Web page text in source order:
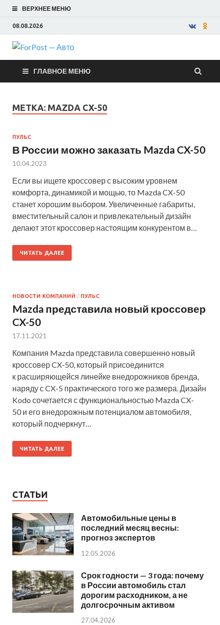
ВЕРХНЕЕ МЕНЮ
08.08.2026
ForPost —
Авто
ГЛАВНОЕ МЕНЮ
МЕТКА: MAZDA CX-50
ПУЛЬС
В России можно заказать Mazda CX-50
10.04.2023
Если вы ищете кроссовер с высоким уровнем
комфорта, динамикой и мощью, то Mazda CX-50
станет хорошим выбором. Увеличенные габариты,
вместительный салон и привлекательный дизайн
делают этот кроссовер настоящим конкурентом в…
ЧИТАТЬ ДАЛЕЕ
НОВОСТИ КОМПАНИЙ / ПУЛЬС
Mazda представила новый кроссовер
CX-50
17.11.2021
Компания Mazda представила совершенно новый
кроссовер CX-50, который присоединится
к расширяющейся линейке внедорожников бренда,
наряду с CX-5 практического того же размера. Дизайн
Kodo сочетается с функциональностью Mazda CX-
50 и его внедорожным потенциалом автомобиля,
который подчеркнут…
ЧИТАТЬ ДАЛЕЕ
СТАТЬИ
Автомобильные цены в
последний месяц весны:
прогноз экспертов
12.05.2026
Срок годности — 3 года: почему
в России автомобиль стал
дорогим расходником, а не
долгосрочным активом
27.04.2026